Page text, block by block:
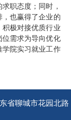
职态度；同时，
，也赢得了企业的
积极对接优质行业
位需求为导向优化
学院实习就业工作
省聊城市花园北路